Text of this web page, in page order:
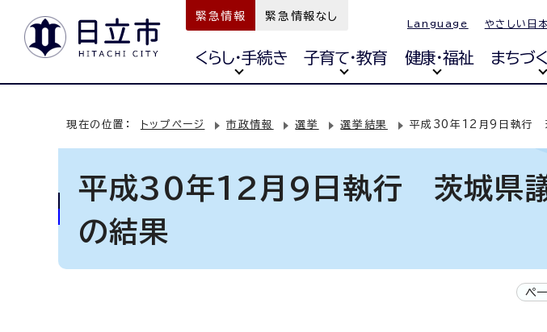
緊急情報 緊急情報なし
Language やさしい日
くらし・手続き 子育て・教育 健康・福祉 まちづ
現在の位置： トップページ 市政情報 選挙 選挙結果 平成30年12月9日執行
平成30年12月9日執行 茨城県
の結果
ペ